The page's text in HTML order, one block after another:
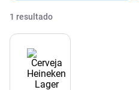
1 resultado